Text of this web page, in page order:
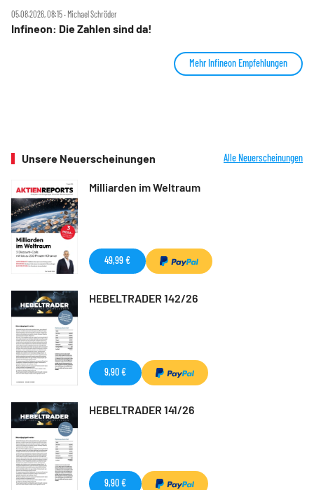
05.08.2026, 08:15 ‧ Michael Schröder
Infineon: Die Zahlen sind da!
Mehr Infineon Empfehlungen
Unsere Neuerscheinungen Alle Neuerscheinungen
Milliarden im Weltraum
49,99 €
HEBELTRADER 142/26
9,90 €
HEBELTRADER 141/26
9,90 €